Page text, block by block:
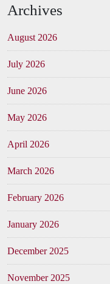
Archives
August 2026
July 2026
June 2026
May 2026
April 2026
March 2026
February 2026
January 2026
December 2025
November 2025